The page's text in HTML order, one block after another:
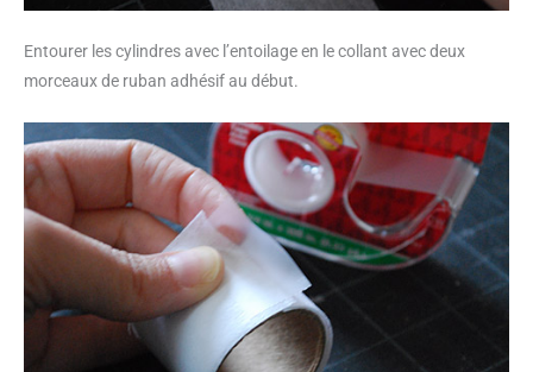
Entourer les cylindres avec l’entoilage en le collant avec deux
morceaux de ruban adhésif au début.